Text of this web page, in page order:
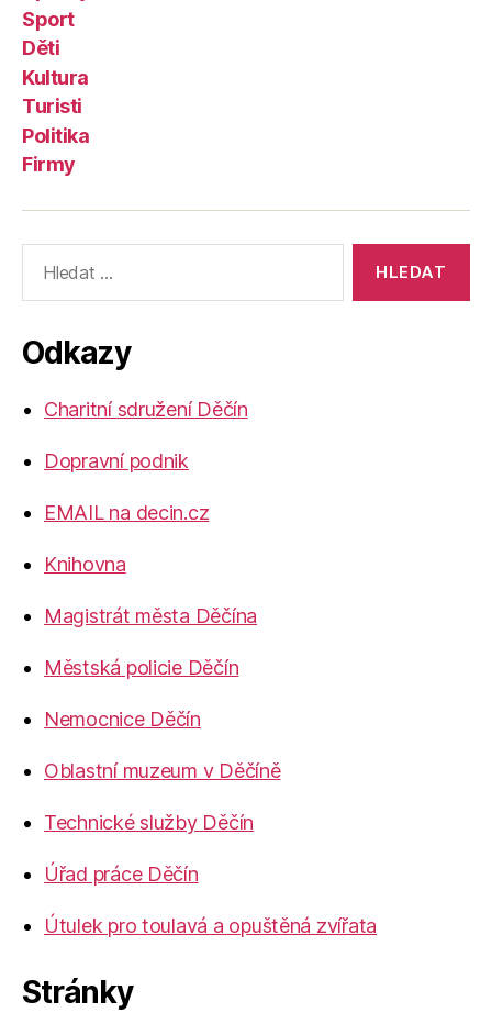
Sport
Děti
Kultura
Turisti
Politika
Firmy
vyhledávání:
Odkazy
Charitní sdružení Děčín
Dopravní podnik
EMAIL na decin.cz
Knihovna
Magistrát města Děčína
Městská policie Děčín
Nemocnice Děčín
Oblastní muzeum v Děčíně
Technické služby Děčín
Úřad práce Děčín
Útulek pro toulavá a opuštěná zvířata
Stránky